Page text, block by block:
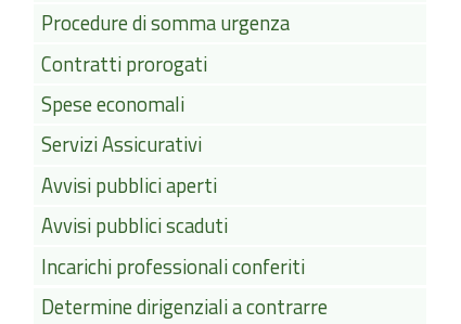
Procedure di somma urgenza
Contratti prorogati
Spese economali
Servizi Assicurativi
Avvisi pubblici aperti
Avvisi pubblici scaduti
Incarichi professionali conferiti
Determine dirigenziali a contrarre